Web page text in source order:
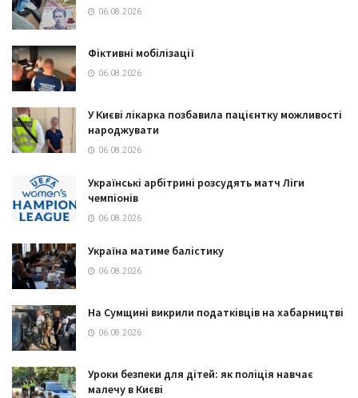
06.08.2026
Фіктивні мобілізації
06.08.2026
У Києві лікарка позбавила пацієнтку можливості
народжувати
06.08.2026
Українські арбітрині розсудять матч Ліги
чемпіонів
06.08.2026
Україна матиме балістику
06.08.2026
На Сумщині викрили податківців на хабарництві
06.08.2026
Уроки безпеки для дітей: як поліція навчає
малечу в Києві